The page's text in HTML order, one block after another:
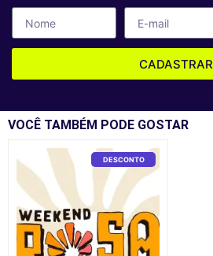
CADASTRAR
VOCÊ TAMBÉM PODE GOSTAR
DESCONTO